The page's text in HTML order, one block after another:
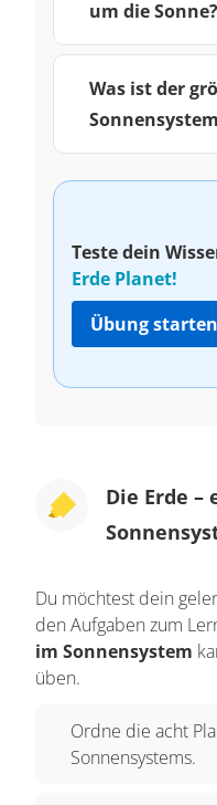
um die Sonne?
Was ist der
Teste dein
Erde Planet!
Übung starten
Die Erde –
Du möchtest dein
den Aufgaben zum
im Sonnensystem
üben.
Ordne die acht
Sonnensystems.